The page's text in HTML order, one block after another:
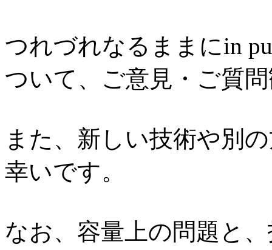
つれづれなるままにin
ついて、ご意見・ご質
また、新しい技術や別
幸いです。
なお、容量上の問題と